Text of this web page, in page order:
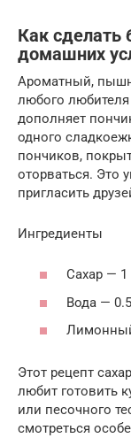
Как сделать
домашних
Ароматный,
любого любителя
дополняет
одного
пончиков,
оторваться. Это
пригласить
Ингредиенты
Сахар — 1
Вода —
Этот рецепт
любит готовить
или песочного
смотреться